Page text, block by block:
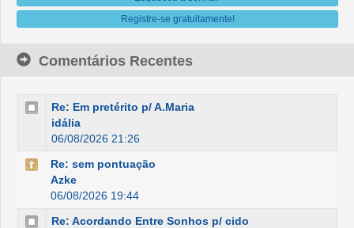
Registre-se gratuitamente!
Comentários Recentes
Re: Em pretérito p/ A.Maria
idália
06/08/2026 21:26
Re: sem pontuação
Azke
06/08/2026 19:44
Re: Acordando Entre Sonhos p/ cido